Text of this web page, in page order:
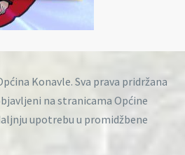
Konavle. Sva prava pridržana
na stranicama Općine
upotrebu u promidžbene